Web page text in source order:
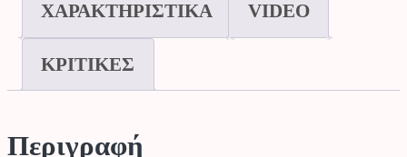
ΧΑΡΑΚΤΗΡΙΣΤΙΚΑ VIDEO
ΚΡΙΤΙΚΕΣ
Περιγραφή